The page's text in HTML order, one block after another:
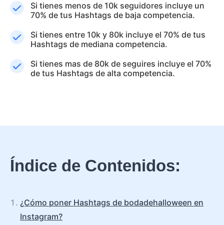
Si tienes menos de 10k seguidores incluye un
70% de tus Hashtags de baja competencia.
Si tienes entre 10k y 80k incluye el 70% de tus
Hashtags de mediana competencia.
Si tienes mas de 80k de seguires incluye el 70%
de tus Hashtags de alta competencia.
Índice de Contenidos:
¿Cómo poner Hashtags de bodadehalloween en
Instagram?